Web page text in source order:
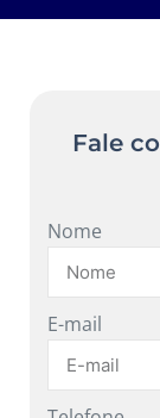
Fale
Nome
E-mail